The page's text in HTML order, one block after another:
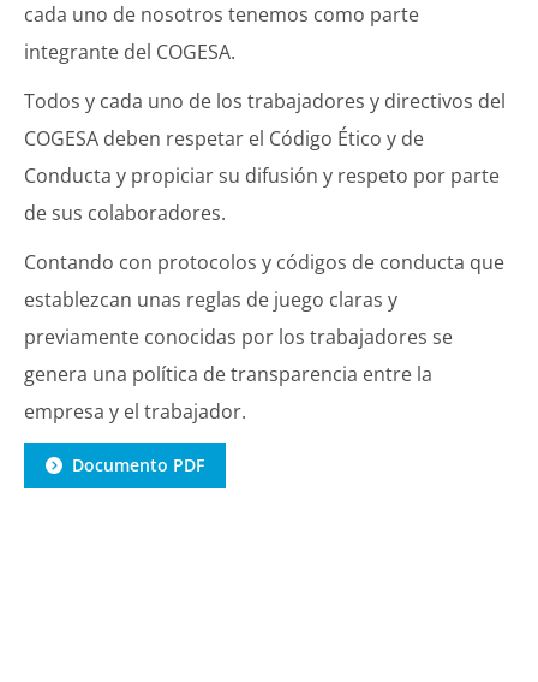
cada uno de nosotros tenemos como parte
integrante del COGESA.
Todos y cada uno de los trabajadores y directivos del
COGESA deben respetar el Código Ético y de
Conducta y propiciar su difusión y respeto por parte
de sus colaboradores.
Contando con protocolos y códigos de conducta que
establezcan unas reglas de juego claras y
previamente conocidas por los trabajadores se
genera una política de transparencia entre la
empresa y el trabajador.
Documento PDF